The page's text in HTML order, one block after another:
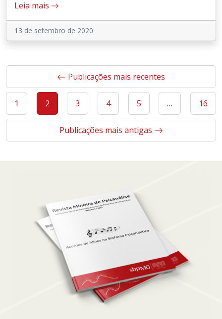
Leia mais
13 de setembro de 2020
Paginação
de
posts
Publicações mais recentes
1 2 3 4 5 … 16
Publicações mais antigas